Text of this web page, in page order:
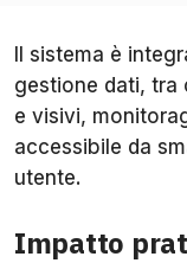
Il sistema è
gestione dati, tra
e visivi,
accessibile da
utente.
Impatto